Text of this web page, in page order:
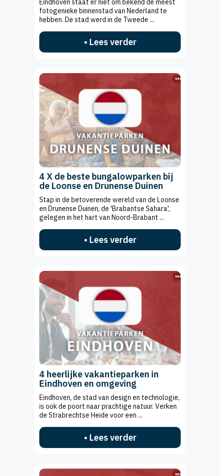
Eindhoven staat er niet om bekend de meest
fotogenieke binnenstad van Nederland te
hebben. De stad werd in de Tweede ...
• Lees verder
4 X de beste bungalowparken bij
de Loonse en Drunense Duinen
Stap in de betoverende wereld van de Loonse
en Drunense Duinen, de 'Brabantse Sahara',
gelegen in het hart van Noord-Brabant ...
• Lees verder
4 heerlijke vakantieparken in
Eindhoven en omgeving
Eindhoven, de stad van design en technologie,
is ook de poort naar prachtige natuur. Verken
de Strabrechtse Heide voor een ...
• Lees verder